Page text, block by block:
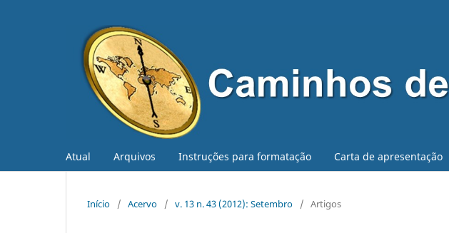
Atual Arquivos Instruções para formatação Carta de apresentação
Início / Acervo / v. 13 n. 43 (2012): Setembro / Artigos